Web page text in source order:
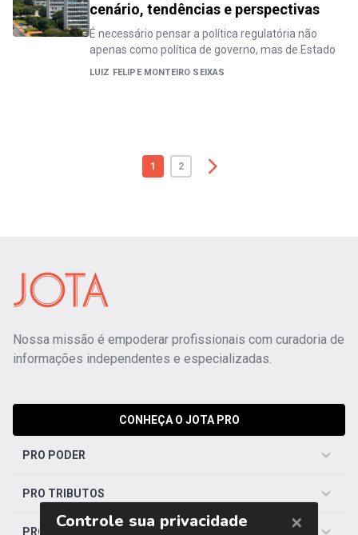
cenário, tendências e perspectivas
É necessário pensar a política regulatória não
apenas como política de governo, mas de Estado
LUIZ FELIPE MONTEIRO SEIXAS
1 2
Nossa missão é empoderar profissionais com curadoria de
informações independentes e especializadas.
CONHEÇA O JOTA PRO
PRO PODER
PRO TRIBUTOS
PRO TRABALHISTA